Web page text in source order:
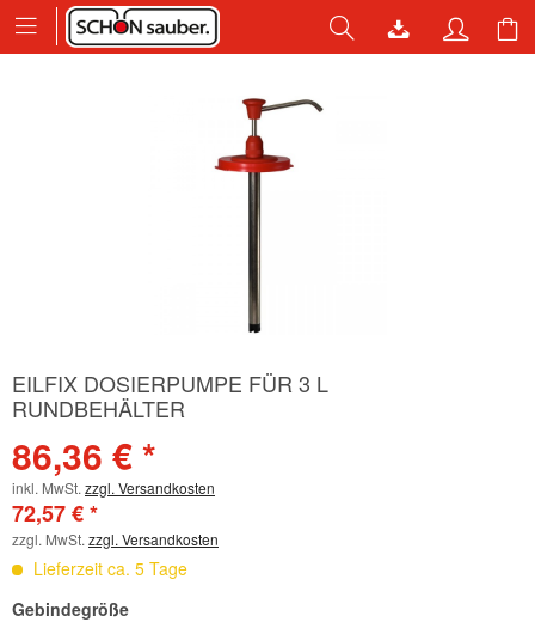
EILFIX DOSIERPUMPE FÜR 3 L
RUNDBEHÄLTER
86,36 € *
inkl. MwSt. zzgl. Versandkosten
72,57 € *
zzgl. MwSt. zzgl. Versandkosten
Lieferzeit ca. 5 Tage
Gebindegröße